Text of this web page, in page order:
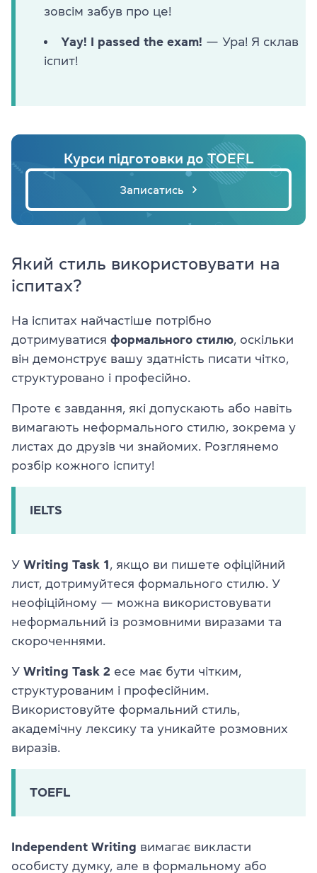
зовсім забув про це!
Yay! I passed the exam! — Ура! Я склав
іспит!
Курси підготовки до TOEFL
Записатись
Який стиль використовувати на
іспитах?
На іспитах найчастіше потрібно
дотримуватися формального стилю , оскільки
він демонструє вашу здатність писати чітко,
структуровано і професійно.
Проте є завдання, які допускають або навіть
вимагають неформального стилю, зокрема у
листах до друзів чи знайомих. Розглянемо
розбір кожного іспиту!
IELTS
У Writing Task 1
, якщо ви пишете офіційний
лист, дотримуйтеся формального стилю. У
неофіційному — можна використовувати
неформальний із розмовними виразами та
скороченнями.
У Writing Task 2 есе має бути чітким,
структурованим і професійним.
Використовуйте формальний стиль,
академічну лексику та уникайте розмовних
виразів.
TOEFL
Independent Writing вимагає викласти
особисту думку, але в формальному або